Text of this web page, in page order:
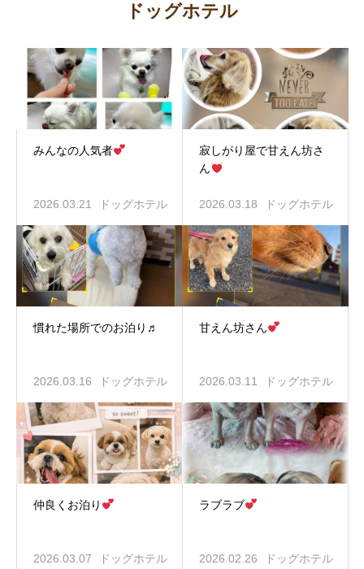
ドッグホテル
みんなの人気者
2026.03.21 ドッグホテル
寂しがり屋で甘えん坊さ
ん
2026.03.18 ドッグホテル
慣れた場所でのお泊り♬
2026.03.16 ドッグホテル
甘えん坊さん
2026.03.11 ドッグホテル
仲良くお泊り
2026.03.07 ドッグホテル
ラブラブ
2026.02.26 ドッグホテル